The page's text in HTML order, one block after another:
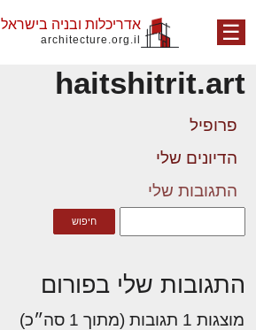
☰ אדריכלות ובניה בישראל
architecture.org.il
haitshitrit.art
פרופיל
הדיונים שלי
התגובות שלי
התגובות שלי בפורום
מוצגות 1 תגובות (מתוך 1 סה״כ)